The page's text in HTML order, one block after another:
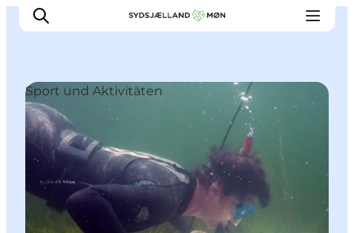
Erleben
Städte und Orte
Events
Essen
Unterkunft
Sport und Aktivitäten